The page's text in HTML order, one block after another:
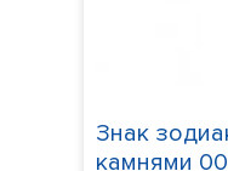
Знак
камнями